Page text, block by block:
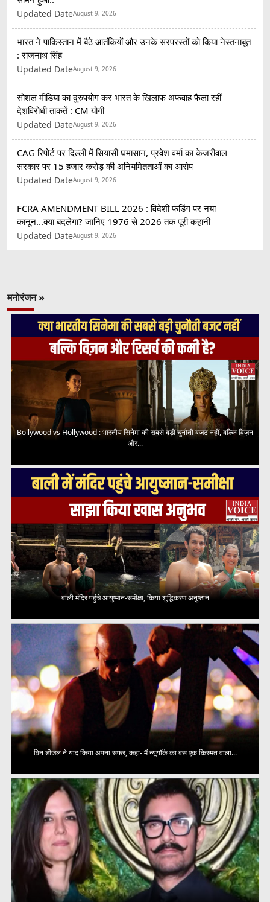
Updated DateAugust 9, 2026
भारत ने पाकिस्तान में बैठे आतंकियों और उनके सरपरस्तों को किया नेस्तनाबूत
: राजनाथ सिंह
Updated DateAugust 9, 2026
सोशल मीडिया का दुरुपयोग कर भारत के खिलाफ अफवाह फैला रहीं
देशविरोधी ताकतें : CM योगी
Updated DateAugust 9, 2026
CAG रिपोर्ट पर दिल्ली में सियासी घमासान, प्रवेश वर्मा का केजरीवाल
सरकार पर 15 हजार करोड़ की अनियमितताओं का आरोप
Updated DateAugust 9, 2026
FCRA AMENDMENT BILL 2026 : विदेशी फंडिंग पर नया
कानून...क्या बदलेगा? जानिए 1976 से 2026 तक पूरी कहानी
Updated DateAugust 9, 2026
मनोरंजन »
Bollywood vs Hollywood : भारतीय सिनेमा की सबसे बड़ी चुनौती बजट नहीं, बल्कि विज़न
और...
बाली मंदिर पहुंचे आयुष्मान-समीक्षा, किया शुद्धिकरण अनुष्ठान
विन डीजल ने याद किया अपना सफर, कहा- मैं न्यूयॉर्क का बस एक किस्मत वाला...